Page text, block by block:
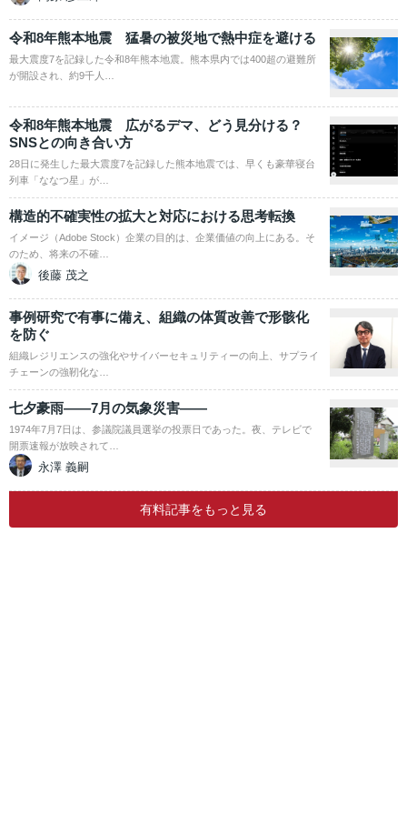
令和8年熊本地震 猛暑の被災地で熱中症を避ける
最大震度7を記録した令和8年熊本地震。熊本県内では400超の避難所
が開設され、約9千人…
令和8年熊本地震 広がるデマ、どう見分ける？
SNSとの向き合い方
28日に発生した最大震度7を記録した熊本地震では、早くも豪華寝台
列車「ななつ星」が…
構造的不確実性の拡大と対応における思考転換
イメージ（Adobe Stock）企業の目的は、企業価値の向上にある。そ
のため、将来の不確…
後藤 茂之
事例研究で有事に備え、組織の体質改善で形骸化
を防ぐ
組織レジリエンスの強化やサイバーセキュリティーの向上、サプライ
チェーンの強靭化な…
七夕豪雨――7月の気象災害――
1974年7月7日は、参議院議員選挙の投票日であった。夜、テレビで
開票速報が放映されて…
永澤 義嗣
有料記事をもっと見る